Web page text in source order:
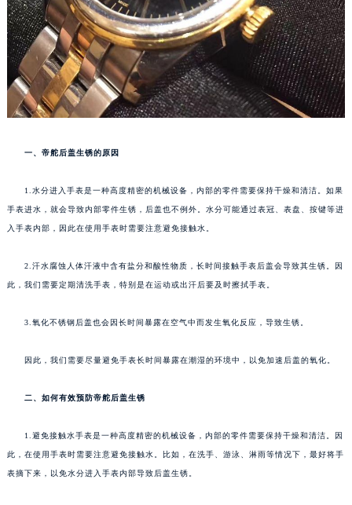
一、帝舵后盖生锈的原因
1.水分进入手表是一种高度精密的机械设备，内部的零件需要保持干燥和清洁。如果
手表进水，就会导致内部零件生锈，后盖也不例外。水分可能通过表冠、表盘、按键等进
入手表内部，因此在使用手表时需要注意避免接触水。
2.汗水腐蚀人体汗液中含有盐分和酸性物质，长时间接触手表后盖会导致其生锈。因
此，我们需要定期清洗手表，特别是在运动或出汗后要及时擦拭手表。
3.氧化不锈钢后盖也会因长时间暴露在空气中而发生氧化反应，导致生锈。
因此，我们需要尽量避免手表长时间暴露在潮湿的环境中，以免加速后盖的氧化。
二、如何有效预防帝舵后盖生锈
1.避免接触水手表是一种高度精密的机械设备，内部的零件需要保持干燥和清洁。因
此，在使用手表时需要注意避免接触水。比如，在洗手、游泳、淋雨等情况下，最好将手
表摘下来，以免水分进入手表内部导致后盖生锈。